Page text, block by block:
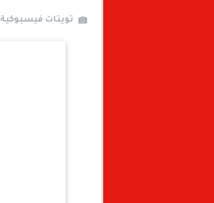
تويتات فيسبوكية